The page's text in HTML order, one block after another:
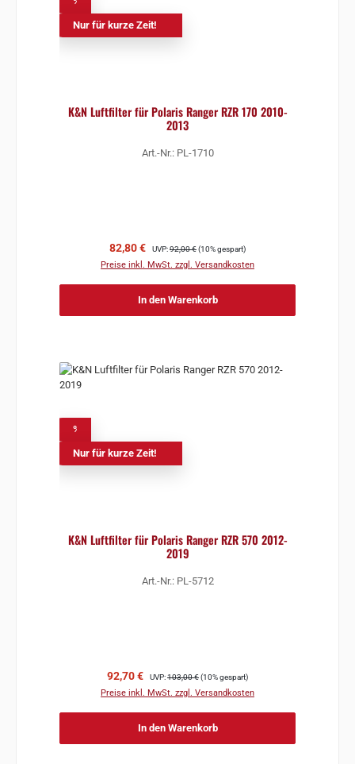
Nur für kurze Zeit!
K&N Luftfilter für Polaris Ranger RZR 170 2010-
2013
Art.-Nr.: PL-1710
Verkaufspreis:
82,80 € Regulärer Preis:
UVP:92,00 €(10% gespart)
Preise inkl. MwSt. zzgl. Versandkosten
In den Warenkorb
Nur für kurze Zeit!
K&N Luftfilter für Polaris Ranger RZR 570 2012-
2019
Art.-Nr.: PL-5712
Verkaufspreis:
92,70 € Regulärer Preis:
UVP:103,00 €(10% gespart)
Preise inkl. MwSt. zzgl. Versandkosten
In den Warenkorb